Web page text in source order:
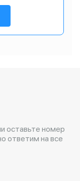
оставьте номер
ответим на все